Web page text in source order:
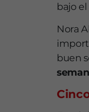
bajo
Nora
buen